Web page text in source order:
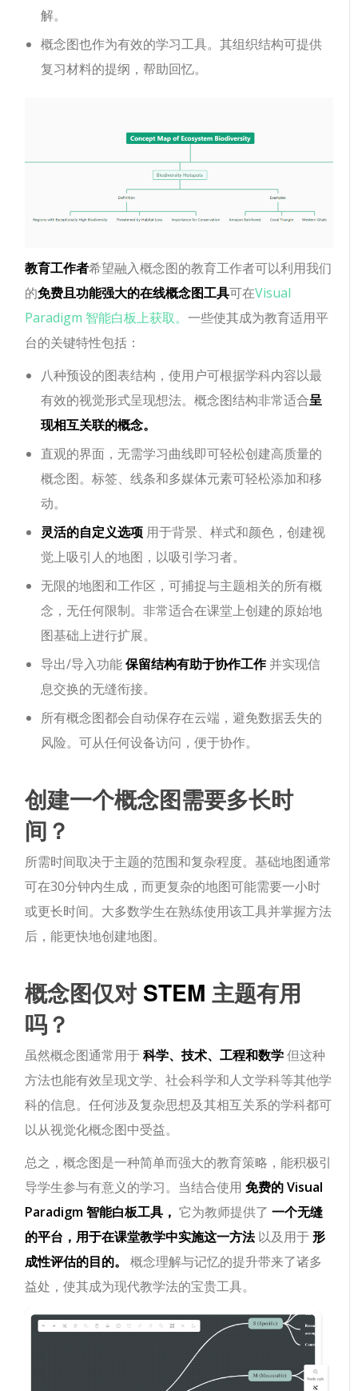
解。
概念图也作为有效的学习工具。其组织结构可提供
复习材料的提纲，帮助回忆。
教育工作者希望融入概念图的教育工作者可以利用我们
的免费且功能强大的在线概念图工具可在Visual
Paradigm 智能白板上获取。一些使其成为教育适用平
台的关键特性包括：
八种预设的图表结构，使用户可根据学科内容以最
有效的视觉形式呈现想法。概念图结构非常适合呈
现相互关联的概念。
直观的界面，无需学习曲线即可轻松创建高质量的
概念图。标签、线条和多媒体元素可轻松添加和移
动。
灵活的自定义选项 用于背景、样式和颜色，创建视
觉上吸引人的地图，以吸引学习者。
无限的地图和工作区，可捕捉与主题相关的所有概
念，无任何限制。非常适合在课堂上创建的原始地
图基础上进行扩展。
导出/导入功能保留结构有助于协作工作并实现信
息交换的无缝衔接。
所有概念图都会自动保存在云端，避免数据丢失的
风险。可从任何设备访问，便于协作。
创建一个概念图需要多长时
间？
所需时间取决于主题的范围和复杂程度。基础地图通常
可在30分钟内生成，而更复杂的地图可能需要一小时
或更长时间。大多数学生在熟练使用该工具并掌握方法
后，能更快地创建地图。
概念图仅对 STEM 主题有用
吗？
虽然概念图通常用于科学、技术、工程和数学但这种
方法也能有效呈现文学、社会科学和人文学科等其他学
科的信息。任何涉及复杂思想及其相互关系的学科都可
以从视觉化概念图中受益。
总之，概念图是一种简单而强大的教育策略，能积极引
导学生参与有意义的学习。当结合使用免费的 Visual
Paradigm 智能白板工具， 它为教师提供了 一个无缝
的平台，用于在课堂教学中实施这一方法以及用于形
成性评估的目的。
概念理解与记忆的提升带来了诸多
益处，使其成为现代教学法的宝贵工具。